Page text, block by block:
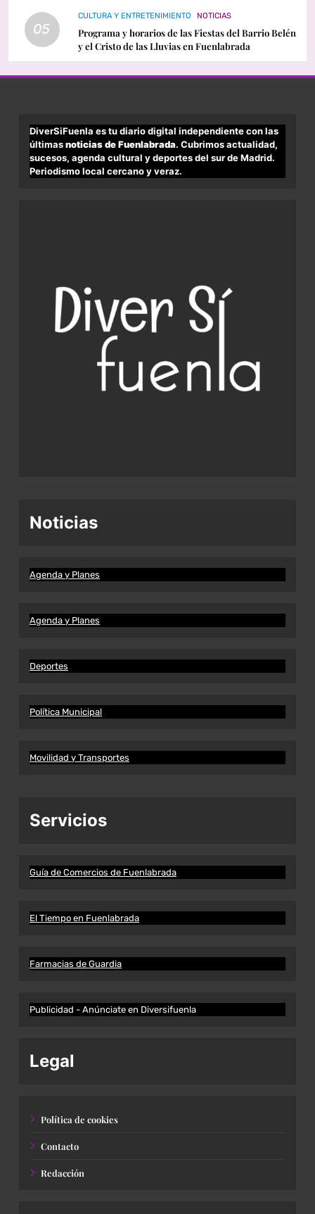
05
CULTURA Y ENTRETENIMIENTO NOTICIAS
Programa y horarios de las Fiestas del Barrio Belén
y el Cristo de las Lluvias en Fuenlabrada
DiverSiFuenla es tu diario digital independiente con las
últimasnoticias de Fuenlabrada. Cubrimos actualidad,
sucesos, agenda cultural y deportes del sur de Madrid.
Periodismo local cercano y veraz.
Noticias
Agenda y Planes
Agenda y Planes
Deportes
Política Municipal
Movilidad y Transportes
Servicios
Guía de Comercios de Fuenlabrada
El Tiempo en Fuenlabrada
Farmacias de Guardia
Publicidad - Anúnciate en Diversifuenla
Legal
Política de cookies
Contacto
Redacción